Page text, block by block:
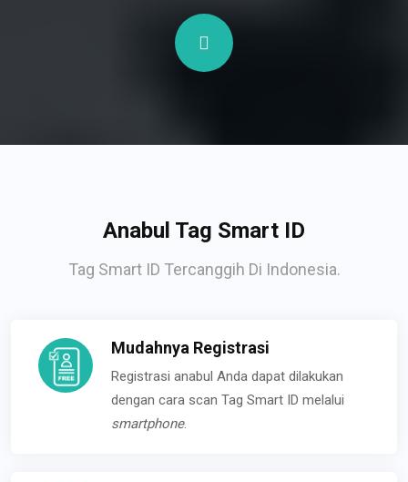
Anabul Tag Smart ID
Tag Smart ID Tercanggih Di Indonesia.
Mudahnya Registrasi
Registrasi anabul Anda dapat dilakukan
dengan cara scan Tag Smart ID melalui
smartphone.